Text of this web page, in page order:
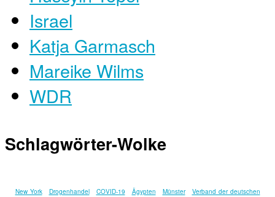
Israel
Katja Garmasch
Mareike Wilms
WDR
Schlagwörter-Wolke
New York Drogenhandel COVID-19 Ägypten Münster Verband der deutschen